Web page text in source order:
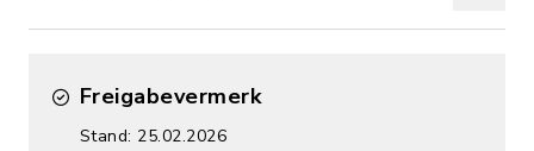
Freigabevermerk
Stand: 25.02.2026